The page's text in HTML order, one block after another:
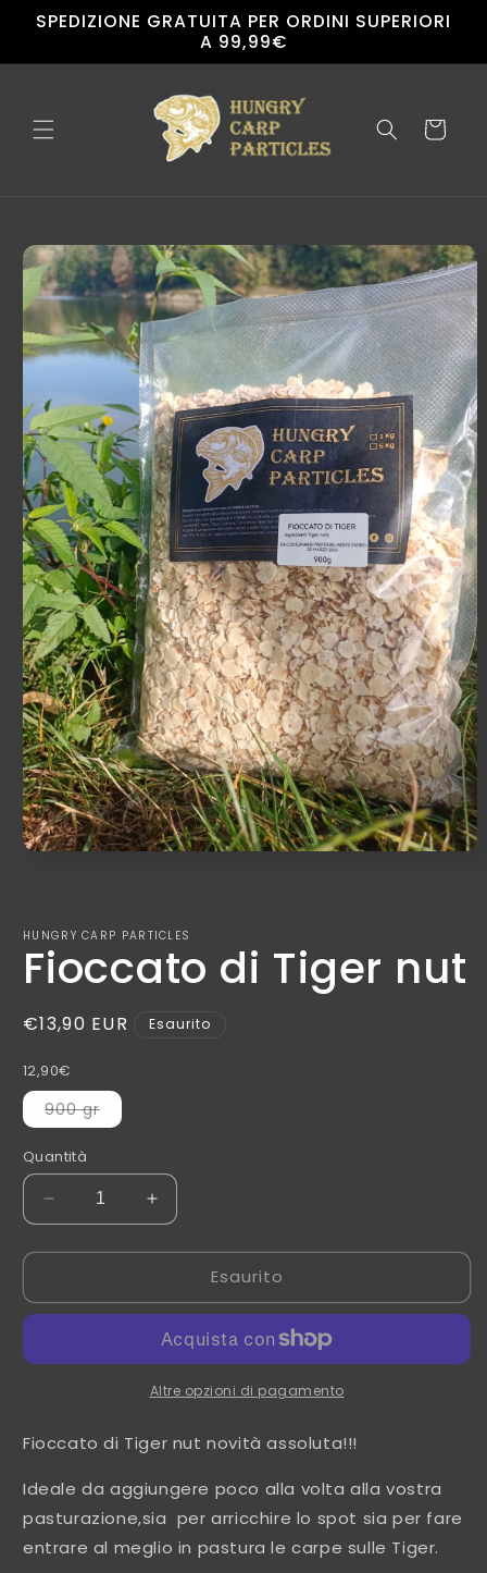
direttamente
SPEDIZIONE GRATUITA PER ORDINI SUPERIORI
A 99,99€
Carrello
informazioni
sul
prodotto
HUNGRY CARP PARTICLES
Fioccato di Tiger nut
Prezzo
listino
€13,90 EUR Esaurito
12,90€
900 grVariante
esaurita
disponibile
Quantità
Diminuisci
quantità
per
di
Aumenta
quantità
per
Fioccato
di
nut
Esaurito
Altre opzioni di pagamento
Fioccato di Tiger nut novità assoluta!!!
Ideale da aggiungere poco alla volta alla vostra
pasturazione,sia per arricchire lo spot sia per fare
entrare al meglio in pastura le carpe sulle Tiger.